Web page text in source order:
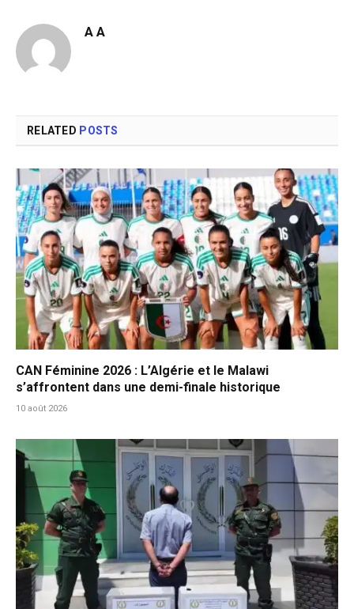
A A
RELATED POSTS
CAN Féminine 2026 : L’Algérie et le Malawi
s’affrontent dans une demi-finale historique
10 août 2026